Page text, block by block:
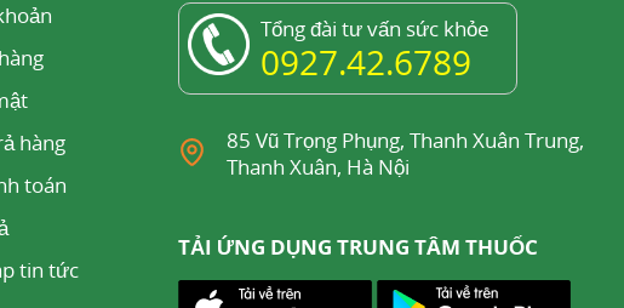
hàng
toán
tin tức
Tổng đài tư vấn sức khỏe
0927.42.6789
85 Vũ Trọng Phụng, Thanh Xuân Trung,
Thanh Xuân, Hà Nội
TẢI ỨNG DỤNG TRUNG TÂM THUỐC